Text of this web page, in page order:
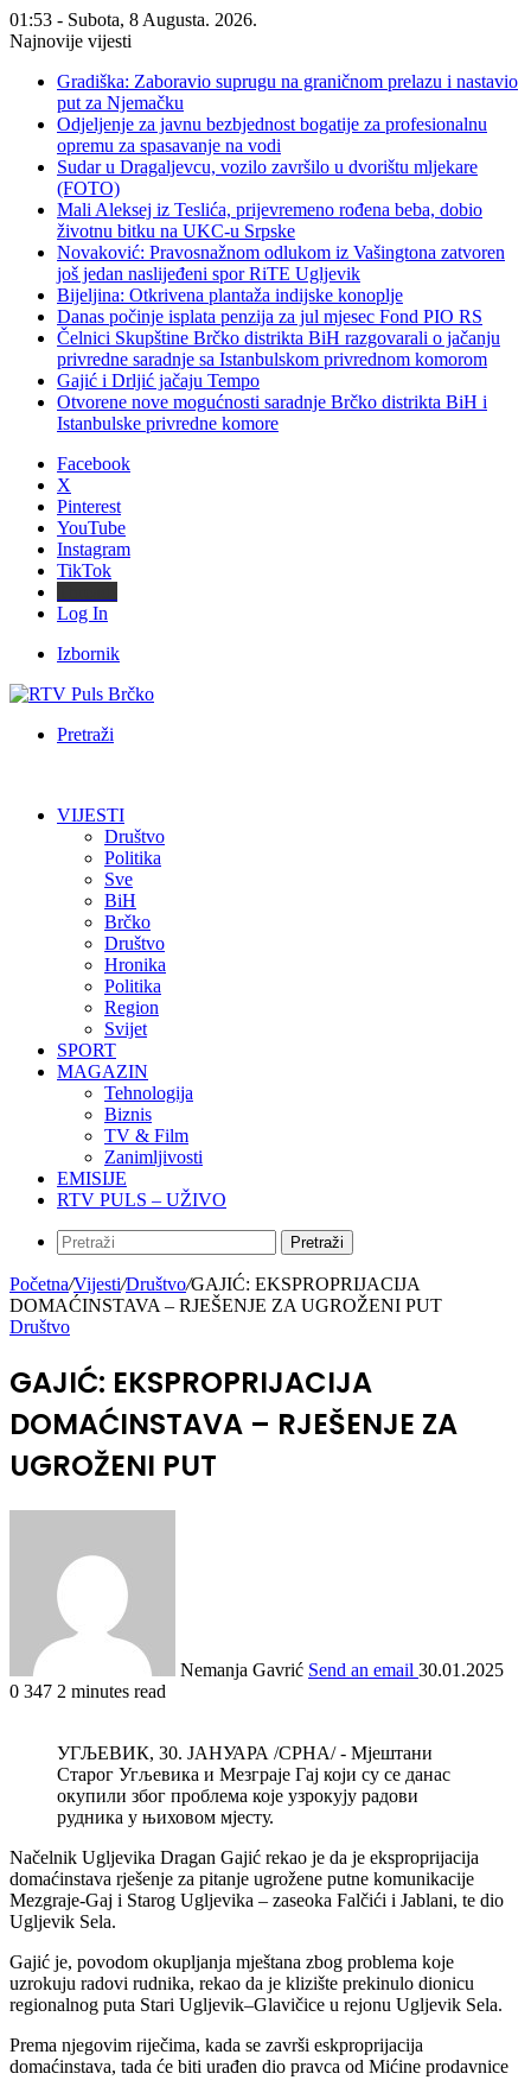
01:53 - Subota, 8 Augusta. 2026.
Najnovije vijesti
Gradiška: Zaboravio suprugu na graničnom prelazu i nastavio
put za Njemačku
Odjeljenje za javnu bezbjednost bogatije za profesionalnu
opremu za spasavanje na vodi
Sudar u Dragaljevcu, vozilo završilo u dvorištu mljekare
(FOTO)
Mali Aleksej iz Teslića, prijevremeno rođena beba, dobio
životnu bitku na UKC-u Srpske
Novaković: Pravosnažnom odlukom iz Vašingtona zatvoren
još jedan naslijeđeni spor RiTE Ugljevik
Bijeljina: Otkrivena plantaža indijske konoplje
Danas počinje isplata penzija za jul mjesec Fond PIO RS
Čelnici Skupštine Brčko distrikta BiH razgovarali o jačanju
privredne saradnje sa Istanbulskom privrednom komorom
Gajić i Drljić jačaju Tempo
Otvorene nove mogućnosti saradnje Brčko distrikta BiH i
Istanbulske privredne komore
Facebook
X
Pinterest
YouTube
Instagram
TikTok
Log In
Izbornik
Pretraži
VIJESTI
Društvo
Politika
Sve
BiH
Brčko
Društvo
Hronika
Politika
Region
Svijet
SPORT
MAGAZIN
Tehnologija
Biznis
TV & Film
Zanimljivosti
EMISIJE
RTV PULS – UŽIVO
Pretraži
Početna/Vijesti/Društvo/GAJIĆ: EKSPROPRIJACIJA
DOMAĆINSTAVA – RJEŠENJE ZA UGROŽENI PUT
Društvo
GAJIĆ: EKSPROPRIJACIJA
DOMAĆINSTAVA – RJEŠENJE ZA
UGROŽENI PUT
Nemanja Gavrić Send an email 30.01.2025
0 347 2 minutes read
УГЉЕВИК, 30. ЈАНУАРА /СРНА/ - Мјештани
Старог Угљевика и Мезграје Гај који су се данас
окупили због проблема које узрокују радови
рудника у њиховом мјесту.
Načelnik Ugljevika Dragan Gajić rekao je da je eksproprijacija
domaćinstava rješenje za pitanje ugrožene putne komunikacije
Mezgraje-Gaj i Starog Ugljevika – zaseoka Falčići i Jablani, te dio
Ugljevik Sela.
Gajić je, povodom okupljanja mještana zbog problema koje
uzrokuju radovi rudnika, rekao da je klizište prekinulo dionicu
regionalnog puta Stari Ugljevik–Glavičice u rejonu Ugljevik Sela.
Prema njegovim riječima, kada se završi eskproprijacija
domaćinstava, tada će biti urađen dio pravca od Mićine prodavnice